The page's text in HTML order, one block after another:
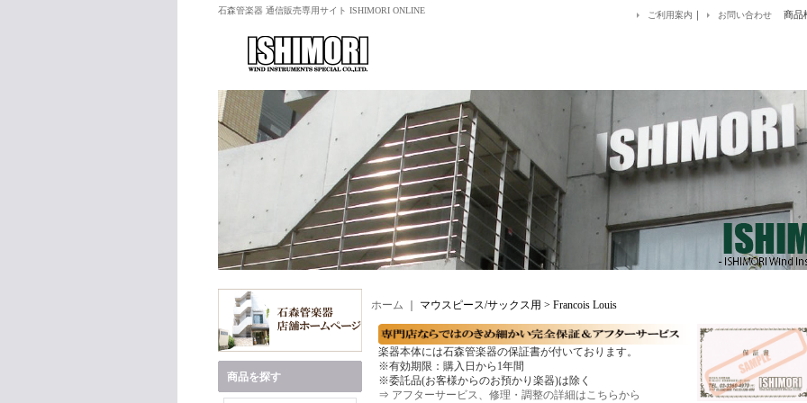
石森管楽器 通信販売専用サイト ISHIMORI ONLINE ご利用案内 ｜ お問い合わせ 商品
商品を探す
ホーム マウスピース/サックス用 > Francois Louis
楽器本体には石森管楽器の保証書が付いております。
※有効期限：購入日から1年間
※委託品(お客様からのお預かり楽器)は除く
⇒ アフターサービス、修理・調整の詳細はこちらから